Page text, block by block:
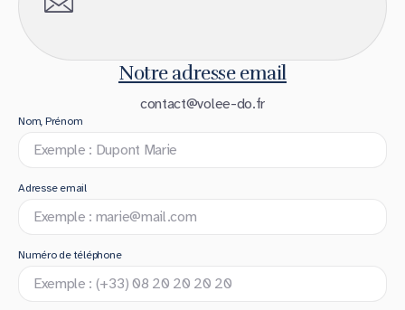
Nom, Prénom
Adresse email
Numéro de téléphone
Notre adresse email
contact@volee-do.fr